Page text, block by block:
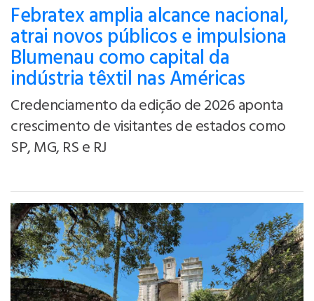
Febratex amplia alcance nacional,
atrai novos públicos e impulsiona
Blumenau como capital da
indústria têxtil nas Américas
Credenciamento da edição de 2026 aponta
crescimento de visitantes de estados como
SP, MG, RS e RJ